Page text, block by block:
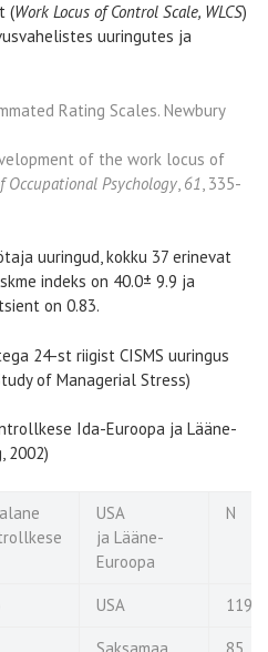
(Work Locus of Control Scale, WLCS)
uuringutes ja
Rating Scales. Newbury
of the work locus of
Occupational Psychology, 61, 335-
uuringud, kokku 37 erinevat
indeks on 40.0± 9.9 ja
on 0.83.
24-st riigist CISMS uuringus
of Managerial Stress)
Ida-Euroopa ja Lääne-
2002)
USA
ja Lääne-
Euroopa
N
USA 119